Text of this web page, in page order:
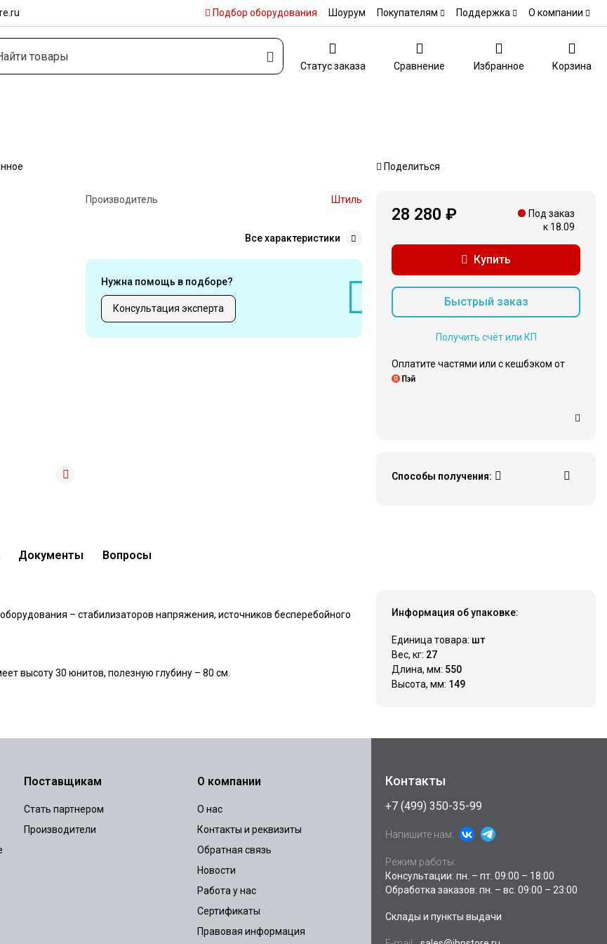
Подбор оборудования Шоурум Покупателям Поддержка О компании
Статус заказа Сравнение Избранное Корзина
Поделиться
Производитель Штиль
Все характеристики
Нужна помощь в подборе?
Консультация эксперта
28 280 ₽
Под заказ
к 18.09
Купить
Быстрый заказ
Получить счёт или КП
Оплатите частями или c кешбэком от
Способы получения:
Документы Вопросы
– стабилизаторов напряжения, источников бесперебойного
высоту 30 юнитов, полезную глубину – 80 см.
Информация об упаковке:
Единица товара: шт
Вес, кг: 27
Длина, мм: 550
Высота, мм: 149
Поставщикам
Стать партнером
Производители
О компании
О нас
Контакты и реквизиты
Обратная связь
Новости
Работа у нас
Сертификаты
Правовая информация
Контакты
+7 (499) 350-35-99
Напишите нам:
Режим работы:
Консультации: пн. – пт. 09:00 – 18:00
Обработка заказов: пн. – вс. 09:00 – 23:00
Склады и пункты выдачи